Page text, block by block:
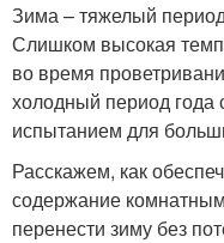
Зима – тяжелый
Слишком высокая
во время
холодный период года
испытанием для
Расскажем, как
содержание
перенести зиму без